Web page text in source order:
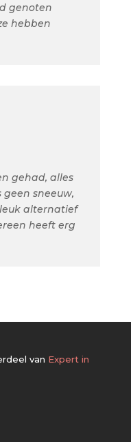
genoten
hebben
gehad, alles
geen sneeuw,
alternatief
heeft erg
van Expert in